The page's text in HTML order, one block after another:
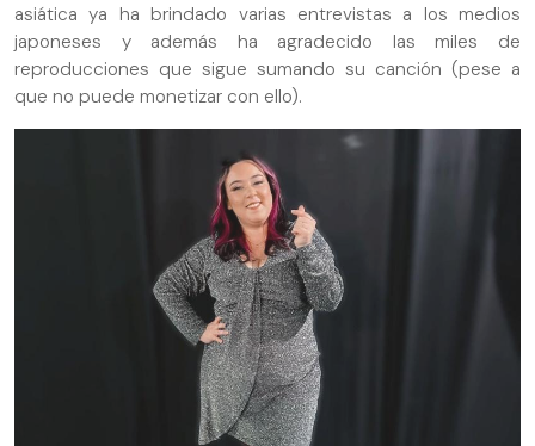
asiática ya ha brindado varias entrevistas a los medios
japoneses y además ha agradecido las miles de
reproducciones que sigue sumando su canción (pese a
que no puede monetizar con ello).